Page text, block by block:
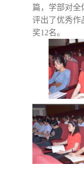
篇，学部对全
评出了优秀作
奖12名。